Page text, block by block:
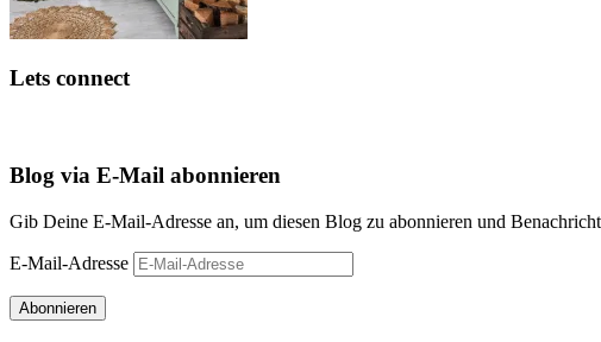
Lets connect
Blog via E-Mail abonnieren
Gib Deine E-Mail-Adresse an, um diesen Blog zu abonnieren und
E-Mail-Adresse
Abonnieren